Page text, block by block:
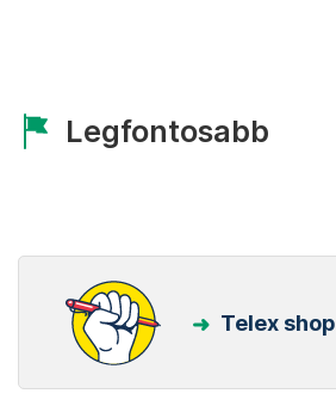
Legfontosabb
Telex shop